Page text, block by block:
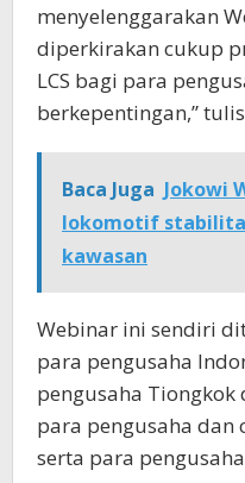
menyelenggarakan
diperkirakan cukup
LCS bagi para
berkepentingan,”
Baca Juga Jokowi
lokomotif
kawasan
Webinar ini sendiri
para pengusaha
pengusaha
para pengusaha dan
serta para